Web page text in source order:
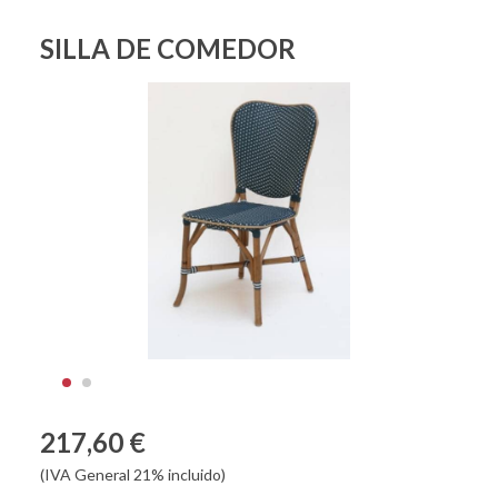
SILLA DE COMEDOR
217,60 €
(IVA General 21% incluido)